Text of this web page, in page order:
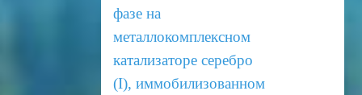
фазе на
металлокомплексном
катализаторе серебро
(I), иммобилизованном